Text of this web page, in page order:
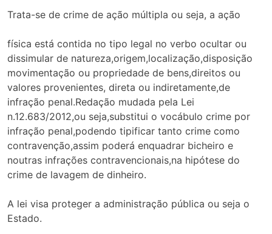
Trata-se de crime de ação múltipla ou seja, a ação
física está contida no tipo legal no verbo ocultar ou
dissimular de natureza,origem,localização,disposição
movimentação ou propriedade de bens,direitos ou
valores provenientes, direta ou indiretamente,de
infração penal.Redação mudada pela Lei
n.12.683/2012,ou seja,substitui o vocábulo crime por
infração penal,podendo tipificar tanto crime como
contravenção,assim poderá enquadrar bicheiro e
noutras infrações contravencionais,na hipótese do
crime de lavagem de dinheiro.
A lei visa proteger a administração pública ou seja o
Estado.